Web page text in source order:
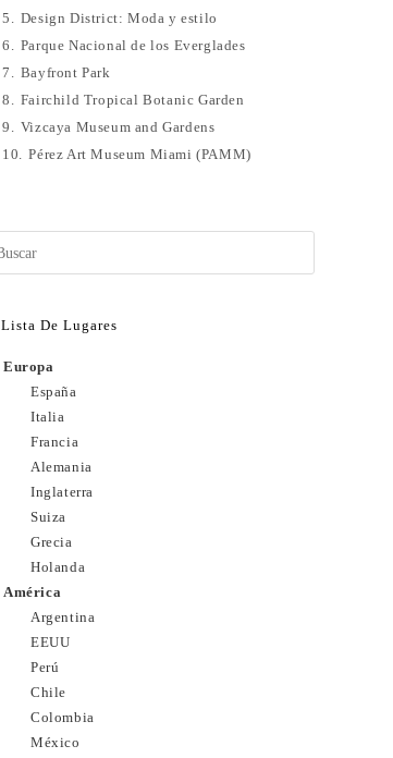
5. Design District: Moda y estilo
6. Parque Nacional de los Everglades
7. Bayfront Park
8. Fairchild Tropical Botanic Garden
9. Vizcaya Museum and Gardens
10. Pérez Art Museum Miami (PAMM)
Lista De Lugares
Europa
España
Italia
Francia
Alemania
Inglaterra
Suiza
Grecia
Holanda
América
Argentina
EEUU
Perú
Chile
Colombia
México